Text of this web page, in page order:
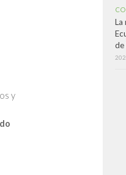
y
La
de